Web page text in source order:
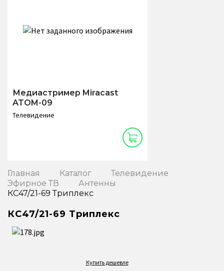
Медиастример Miracast
ATOM-09
Телевидение
Главная Каталог
Телевидение
Эфирное ТВ
Антенны
КС47/21-69 Триплекс
КС47/21-69 Триплекс
Купить дешевле